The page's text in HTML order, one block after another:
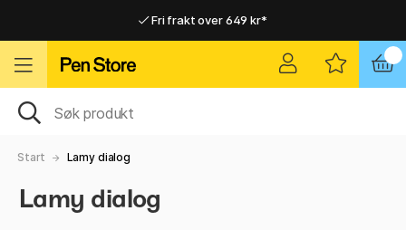
Fri frakt over 649 kr*
Raskt til dør eller utleveringssted
Raskt til dør eller utleveringssted
Start Lamy dialog
Lamy dialog